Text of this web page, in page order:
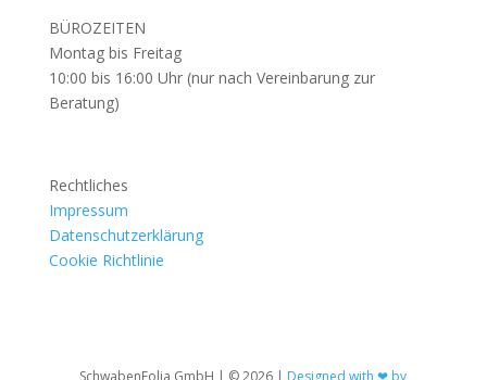
BÜROZEITEN
Montag bis Freitag
10:00 bis 16:00 Uhr (nur nach Vereinbarung zur
Beratung)
Rechtliches
Impressum
Datenschutzerklärung
Cookie Richtlinie
SchwabenFolia GmbH | © 2026 | Designed with ❤ by